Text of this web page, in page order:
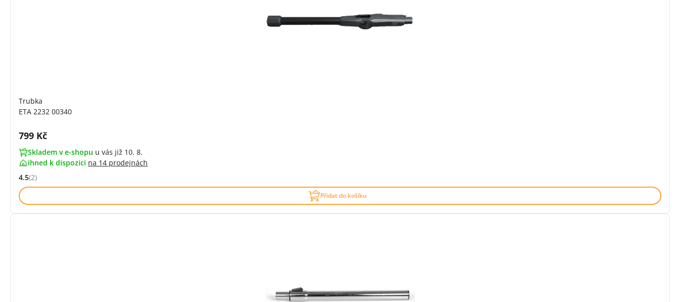
Trubka
ETA 2232 00340
Cena s DPH:
799 Kč
Skladem v e-shopu u vás již 10. 8.
ihned k dispozici na 14 prodejnách
Hodnocení: 4.5 z 5 (2 recenzí)
4.5(2)
Přidat do košíku